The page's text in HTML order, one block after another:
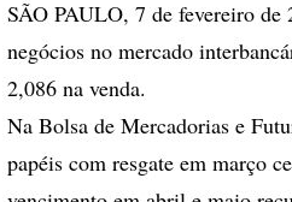
SÃO PAULO, 7 de fevereiro
negócios no mercado
2,086 na venda.
Na Bolsa de Mercadorias e
papéis com resgate em março